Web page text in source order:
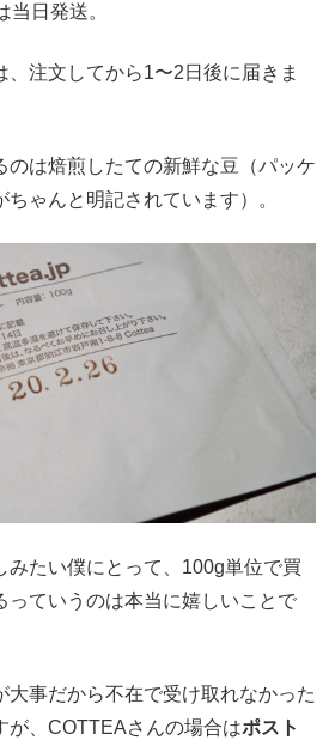
日発送。
、注文してから1〜2日後に届きま
のは焙煎したての新鮮な豆（パッケ
ゃんと明記されています）。
みたい僕にとって、100g単位で買
っていうのは本当に嬉しいことで
大事だから不在で受け取れなかった
が、COTTEAさんの場合はポスト